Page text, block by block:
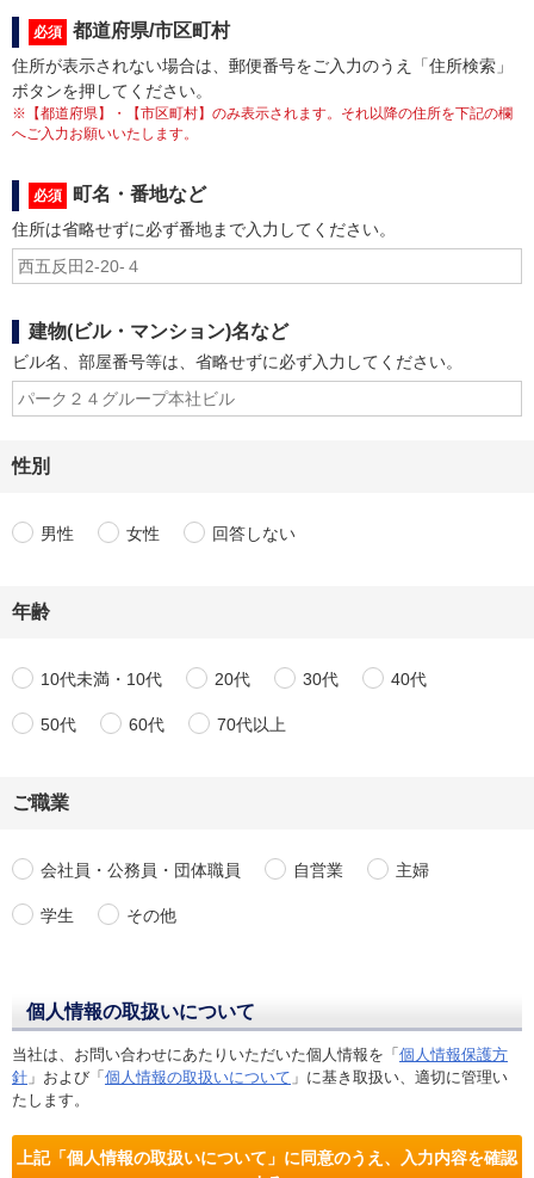
必須 都道府県/市区町村
住所が表示されない場合は、郵便番号をご入力のうえ「住所検索」
ボタンを押してください。
※【都道府県】・【市区町村】のみ表示されます。それ以降の住所を下記の欄
へご入力お願いいたします。
必須 町名・番地など
住所は省略せずに必ず番地まで入力してください。
建物(ビル・マンション)名など
ビル名、部屋番号等は、省略せずに必ず入力してください。
性別
男性 女性 回答しない
年齢
10代未満・10代 20代 30代 40代
50代 60代 70代以上
ご職業
会社員・公務員・団体職員 自営業 主婦
学生 その他
個人情報の取扱いについて
当社は、お問い合わせにあたりいただいた個人情報を「 個人情報保護方
針 」および「 個人情報の取扱いについて 」に基き取扱い、適切に管理い
たします。